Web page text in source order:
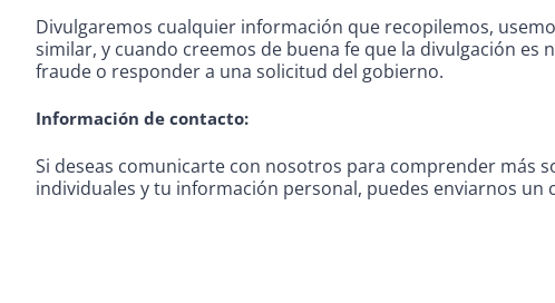
Divulgaremos cualquier información que recopilemos,
similar, y cuando creemos de buena fe que la divulgación
fraude o responder a una solicitud del gobierno.
Información de contacto:
Si deseas comunicarte con nosotros para comprender más
individuales y tu información personal, puedes enviarnos un